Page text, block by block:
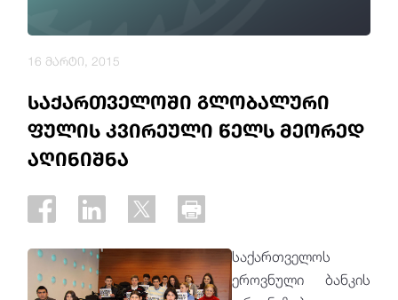
საქართველოში გლობალური
ფულის კვირეული წელს მეორედ
აღინიშნა
16 მარტი, 2015
საქართველოს
ეროვნული ბანკის